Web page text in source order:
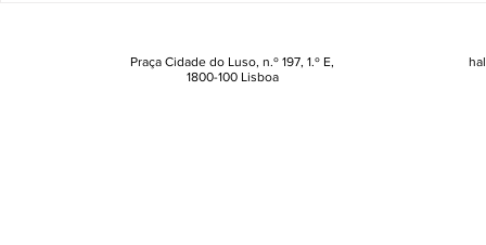
Praça Cidade do Luso, n.º 197, 1.º E,
1800-100 Lisboa